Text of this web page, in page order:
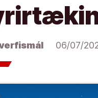
06/07/